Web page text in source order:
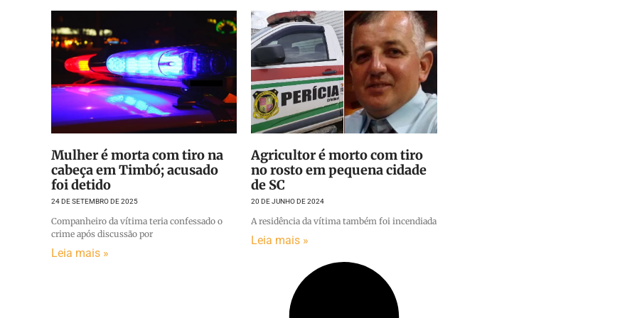
Mulher é morta com tiro na
cabeça em Timbó; acusado
foi detido
24 DE SETEMBRO DE 2025
Companheiro da vítima teria confessado o
crime após discussão por
Leia mais »
Agricultor é morto com tiro
no rosto em pequena cidade
de SC
20 DE JUNHO DE 2024
A residência da vítima também foi incendiada
Leia mais »